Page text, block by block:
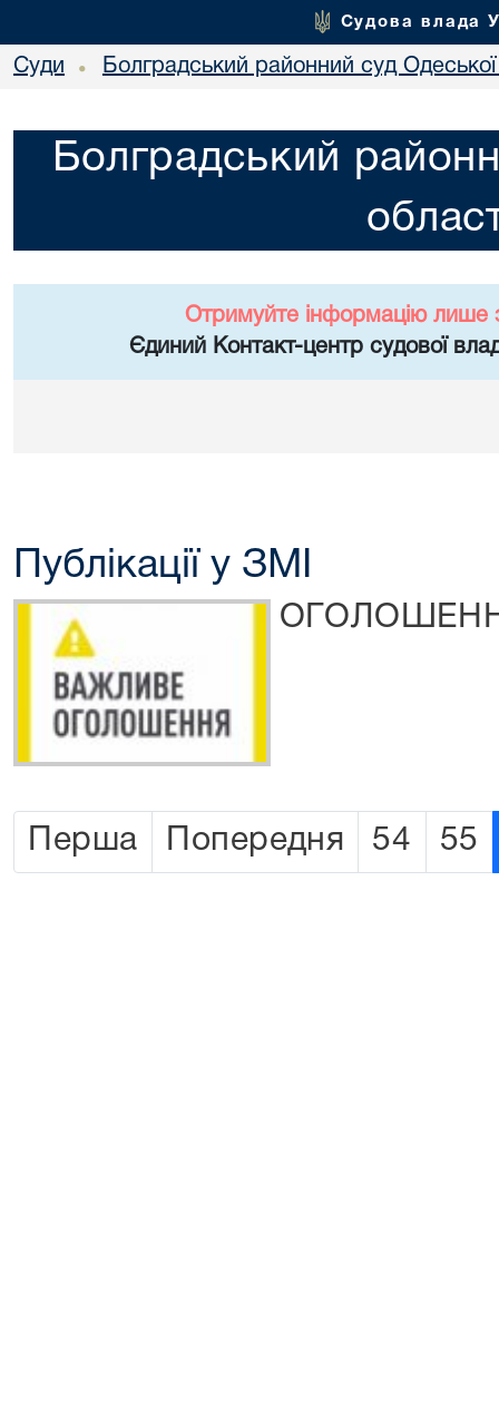
Судова влада
Суди • Болградський районний суд Одеської
Болградський
Отримуйте інформацію лише
Єдиний Контакт-центр судової
Публікації у ЗМІ
Перша Попередня 54 55